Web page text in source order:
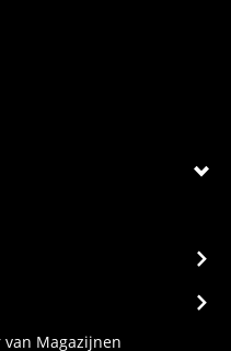
van Magazijnen